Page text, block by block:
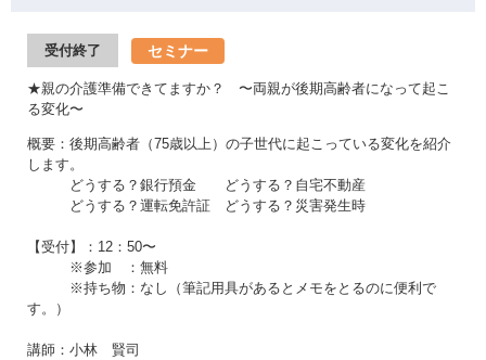
受付終了 セミナー
★親の介護準備できてますか？ 〜両親が後期高齢者になって起こ
る変化〜
概要：後期高齢者（75歳以上）の子世代に起こっている変化を紹介
します。
どうする？銀行預金 どうする？自宅不動産
どうする？運転免許証 どうする？災害発生時
【受付】：12：50〜
※参加 ：無料
※持ち物：なし（筆記用具があるとメモをとるのに便利で
す。）
講師：小林 賢司